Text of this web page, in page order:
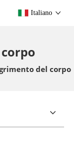
Italiano
del corpo